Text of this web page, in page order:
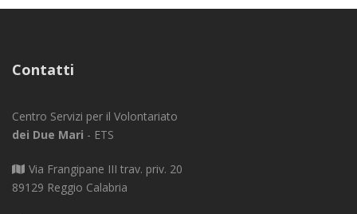
Contatti
Centro Servizi per il Volontariato
dei Due Mari - ETS
Via Frangipane III trav. priv. 20
89129 Reggio Calabria